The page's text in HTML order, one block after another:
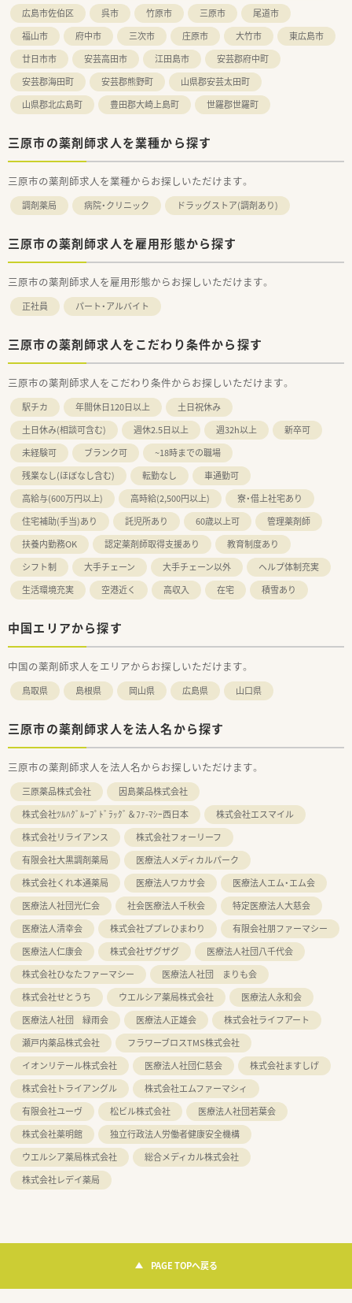
広島市佐伯区
呉市 竹原市 三原市
尾道市
福山市
府中市 三次市 庄原市 大竹市
東広島市
廿日市市
安芸高田市 江田島市
安芸郡府中町
安芸郡海田町
安芸郡熊野町
山県郡安芸太田町
山県郡北広島町
豊田郡大崎上島町 世羅郡世羅町
三原市の薬剤師求人を業種から探す
三原市の薬剤師求人を業種からお探しいただけます。
調剤薬局 病院・クリニック ドラッグストア(調剤あり)
三原市の薬剤師求人を雇用形態から探す
三原市の薬剤師求人を雇用形態からお探しいただけます。
正社員 パート・アルバイト
三原市の薬剤師求人をこだわり条件から探す
三原市の薬剤師求人をこだわり条件からお探しいただけます。
駅チカ 年間休日120日以上
土日祝休み
土日休み(相談可含む)
週休2.5日以上 週32h以上
新卒可
未経験可
ブランク可
~18時までの職場
残業なし(ほぼなし含む)
転勤なし
車通勤可
高給与(600万円以上)
高時給(2,500円以上)
寮・借上社宅あり
住宅補助(手当)あり
託児所あり 60歳以上可
管理薬剤師
扶養内勤務OK
認定薬剤師取得支援あり
教育制度あり
シフト制
大手チェーン 大手チェーン以外
ヘルプ体制充実
生活環境充実
空港近く 高収入 在宅 積雪あり
中国エリアから探す
中国の薬剤師求人をエリアからお探しいただけます。
鳥取県 島根県 岡山県 広島県 山口県
三原市の薬剤師求人を法人名から探す
三原市の薬剤師求人を法人名からお探しいただけます。
三原薬品株式会社
因島薬品株式会社
株式会社ﾂﾙﾊｸﾞﾙｰﾌﾟﾄﾞﾗｯｸﾞ＆ﾌｧ-ﾏｼｰ西日本
株式会社エスマイル
株式会社リライアンス
株式会社フォーリーフ
有限会社大黒調剤薬局
医療法人メディカルパーク
株式会社くれ本通薬局
医療法人ワカサ会
医療法人エム・エム会
医療法人社団光仁会
社会医療法人千秋会
特定医療法人大慈会
医療法人清幸会
株式会社ププレひまわり
有限会社朋ファーマシー
医療法人仁康会
株式会社ザグザグ
医療法人社団八千代会
株式会社ひなたファーマシー
医療法人社団 まりも会
株式会社せとうち
ウエルシア薬局株式会社
医療法人永和会
医療法人社団 緑雨会
医療法人正雄会
株式会社ライフアート
瀬戸内薬品株式会社
フラワーブロスTMS株式会社
イオンリテール株式会社
医療法人社団仁慈会
株式会社ますしげ
株式会社トライアングル
株式会社エムファーマシィ
有限会社ユーヴ
松ビル株式会社
医療法人社団若葉会
株式会社薬明館
独立行政法人労働者健康安全機構
ウエルシア薬局株式会社
総合メディカル株式会社
株式会社レデイ薬局
PAGE TOPへ戻る